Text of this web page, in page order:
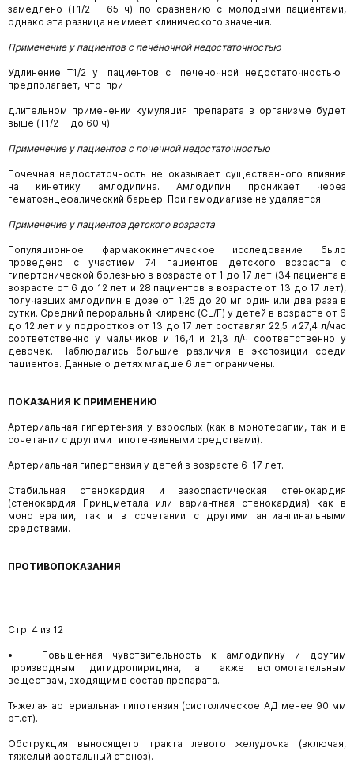
замедлено (Т1/2 – 65 ч) по сравнению с молодыми пациентами,
однако эта разница не имеет клинического значения.
Применение у пациентов с печёночной недостаточностью
Удлинение Т1/2 у пациентов с печеночной недостаточностью
предполагает, что при
длительном применении кумуляция препарата в организме будет
выше (Т1/2 – до 60 ч).
Применение у пациентов с почечной недостаточностью
Почечная недостаточность не оказывает существенного влияния
на кинетику амлодипина. Амлодипин проникает через
гематоэнцефалический барьер. При гемодиализе не удаляется.
Применение у пациентов детского возраста
Популяционное фармакокинетическое исследование было
проведено с участием 74 пациентов детского возраста с
гипертонической болезнью в возрасте от 1 до 17 лет (34 пациента в
возрасте от 6 до 12 лет и 28 пациентов в возрасте от 13 до 17 лет),
получавших амлодипин в дозе от 1,25 до 20 мг один или два раза в
сутки. Средний пероральный клиренс (CL/F) у детей в возрасте от 6
до 12 лет и у подростков от 13 до 17 лет составлял 22,5 и 27,4 л/час
соответственно у мальчиков и 16,4 и 21,3 л/ч соответственно у
девочек. Наблюдались большие различия в экспозиции среди
пациентов. Данные о детях младше 6 лет ограничены.
ПОКАЗАНИЯ К ПРИМЕНЕНИЮ
Артериальная гипертензия у взрослых (как в монотерапии, так и в
сочетании с другими гипотензивными средствами).
Артериальная гипертензия у детей в возрасте 6-17 лет.
Стабильная стенокардия и вазоспастическая стенокардия
(стенокардия Принцметала или вариантная стенокардия) как в
монотерапии, так и в сочетании с другими антиангинальными
средствами.
ПРОТИВОПОКАЗАНИЯ
Стр. 4 из 12
• Повышенная чувствительность к амлодипину и другим
производным дигидропиридина, а также вспомогательным
веществам, входящим в состав препарата.
Тяжелая артериальная гипотензия (систолическое АД менее 90 мм
рт.ст).
Обструкция выносящего тракта левого желудочка (включая,
тяжелый аортальный стеноз).